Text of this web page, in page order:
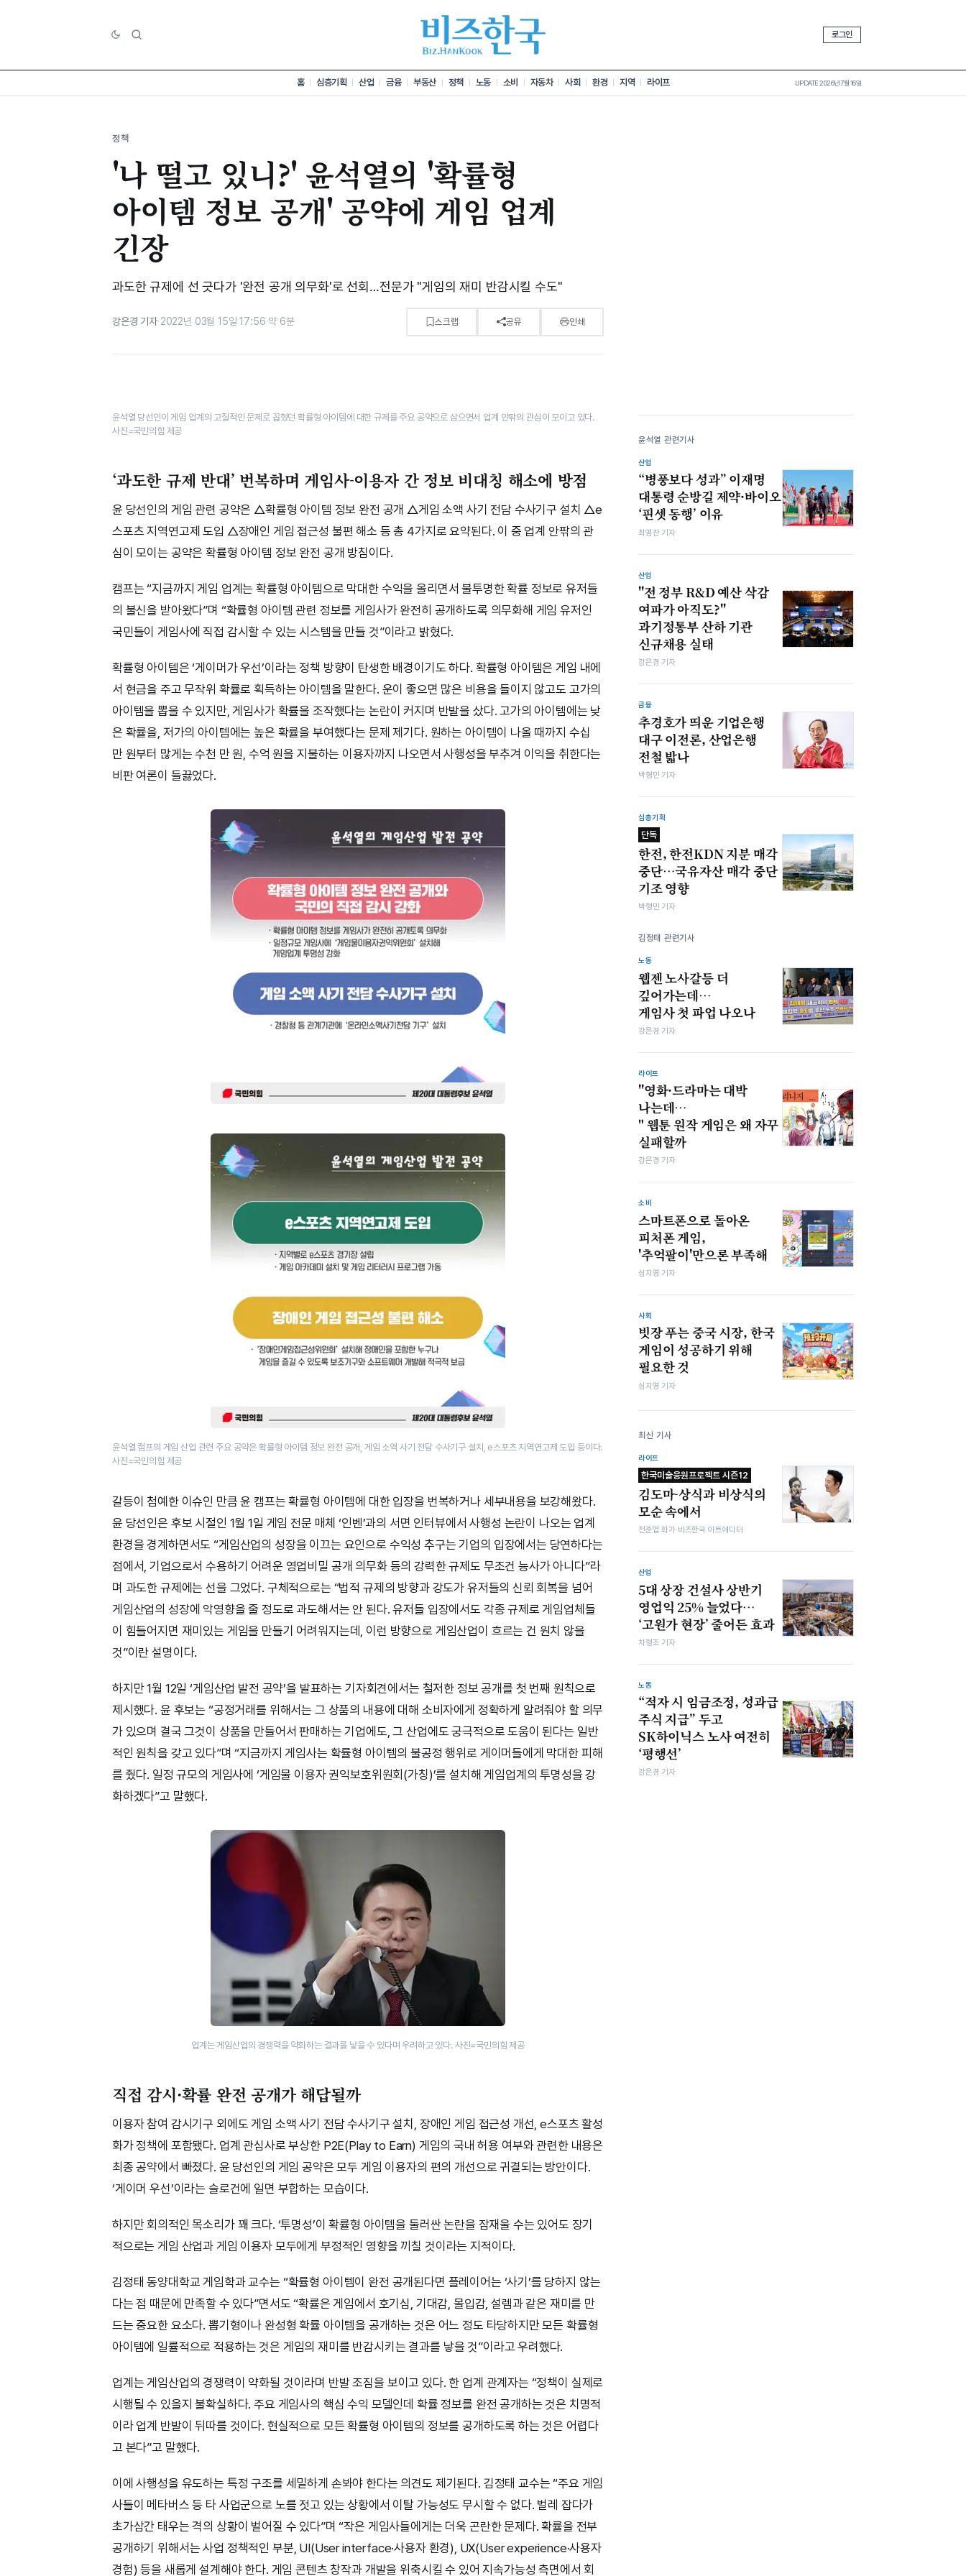
로그인
홈 심층기획 산업 금융 부동산 정책 노동 소비 자동차 사회 환경 지역 라이프 UPDATE 2026년 7월 16일
정책
'나 떨고 있니?' 윤석열의 '확률형
아이템 정보 공개' 공약에 게임 업계
긴장
과도한 규제에 선 긋다가 '완전 공개 의무화'로 선회…전문가 "게임의 재미 반감시킬 수도"
강은경 기자·2022년 03월 15일 17:56·약 6분 스크랩 공유 인쇄
윤석열 당선인이 게임 업계의 고질적인 문제로 꼽혔던 확률형 아이템에 대한 규제를 주요 공약으로 삼으면서 업계 안팎의 관심이 모이고 있다.
사진=국민의힘 제공
‘과도한 규제 반대’ 번복하며 게임사-이용자 간 정보 비대칭 해소에 방점
윤 당선인의 게임 관련 공약은 △확률형 아이템 정보 완전 공개 △게임 소액 사기 전담 수사기구 설치 △e
스포츠 지역연고제 도입 △장애인 게임 접근성 불편 해소 등 총 4가지로 요약된다. 이 중 업계 안팎의 관
심이 모이는 공약은 확률형 아이템 정보 완전 공개 방침이다.
캠프는 “지금까지 게임 업계는 확률형 아이템으로 막대한 수익을 올리면서 불투명한 확률 정보로 유저들
의 불신을 받아왔다”며 “확률형 아이템 관련 정보를 게임사가 완전히 공개하도록 의무화해 게임 유저인
국민들이 게임사에 직접 감시할 수 있는 시스템을 만들 것”이라고 밝혔다.
확률형 아이템은 ‘게이머가 우선’이라는 정책 방향이 탄생한 배경이기도 하다. 확률형 아이템은 게임 내에
서 현금을 주고 무작위 확률로 획득하는 아이템을 말한다. 운이 좋으면 많은 비용을 들이지 않고도 고가의
아이템을 뽑을 수 있지만, 게임사가 확률을 조작했다는 논란이 커지며 반발을 샀다. 고가의 아이템에는 낮
은 확률을, 저가의 아이템에는 높은 확률을 부여했다는 문제 제기다. 원하는 아이템이 나올 때까지 수십
만 원부터 많게는 수천 만 원, 수억 원을 지불하는 이용자까지 나오면서 사행성을 부추겨 이익을 취한다는
비판 여론이 들끓었다.
윤석열 캠프의 게임 산업 관련 주요 공약은 확률형 아이템 정보 완전 공개, 게임 소액 사기 전담 수사기구 설치, e스포츠 지역연고제 도입 등이다.
사진=국민의힘 제공
갈등이 첨예한 이슈인 만큼 윤 캠프는 확률형 아이템에 대한 입장을 번복하거나 세부내용을 보강해왔다.
윤 당선인은 후보 시절인 1월 1일 게임 전문 매체 ‘인벤’과의 서면 인터뷰에서 사행성 논란이 나오는 업계
환경을 경계하면서도 “게임산업의 성장을 이끄는 요인으로 수익성 추구는 기업의 입장에서는 당연하다는
점에서, 기업으로서 수용하기 어려운 영업비밀 공개 의무화 등의 강력한 규제도 무조건 능사가 아니다”라
며 과도한 규제에는 선을 그었다. 구체적으로는 “법적 규제의 방향과 강도가 유저들의 신뢰 회복을 넘어
게임산업의 성장에 악영향을 줄 정도로 과도해서는 안 된다. 유저들 입장에서도 각종 규제로 게임업체들
이 힘들어지면 재미있는 게임을 만들기 어려워지는데, 이런 방향으로 게임산업이 흐르는 건 원치 않을
것”이란 설명이다.
하지만 1월 12일 ‘게임산업 발전 공약’을 발표하는 기자회견에서는 철저한 정보 공개를 첫 번째 원칙으로
제시했다. 윤 후보는 “공정거래를 위해서는 그 상품의 내용에 대해 소비자에게 정확하게 알려줘야 할 의무
가 있으며 결국 그것이 상품을 만들어서 판매하는 기업에도, 그 산업에도 궁극적으로 도움이 된다는 일반
적인 원칙을 갖고 있다”며 “지금까지 게임사는 확률형 아이템의 불공정 행위로 게이머들에게 막대한 피해
를 줬다. 일정 규모의 게임사에 ‘게임물 이용자 권익보호위원회(가칭)’를 설치해 게임업계의 투명성을 강
화하겠다”고 말했다.
업계는 게임산업의 경쟁력을 약화하는 결과를 낳을 수 있다며 우려하고 있다. 사진=국민의힘 제공
직접 감시·확률 완전 공개가 해답될까
이용자 참여 감시기구 외에도 게임 소액 사기 전담 수사기구 설치, 장애인 게임 접근성 개선, e스포츠 활성
화가 정책에 포함됐다. 업계 관심사로 부상한 P2E(Play to Earn) 게임의 국내 허용 여부와 관련한 내용은
최종 공약에서 빠졌다. 윤 당선인의 게임 공약은 모두 게임 이용자의 편의 개선으로 귀결되는 방안이다.
‘게이머 우선’이라는 슬로건에 일면 부합하는 모습이다.
하지만 회의적인 목소리가 꽤 크다. ‘투명성’이 확률형 아이템을 둘러싼 논란을 잠재울 수는 있어도 장기
적으로는 게임 산업과 게임 이용자 모두에게 부정적인 영향을 끼칠 것이라는 지적이다.
김정태 동양대학교 게임학과 교수는 “확률형 아이템이 완전 공개된다면 플레이어는 ‘사기’를 당하지 않는
다는 점 때문에 만족할 수 있다”면서도 “확률은 게임에서 호기심, 기대감, 몰입감, 설렘과 같은 재미를 만
드는 중요한 요소다. 뽑기형이나 완성형 확률 아이템을 공개하는 것은 어느 정도 타당하지만 모든 확률형
아이템에 일률적으로 적용하는 것은 게임의 재미를 반감시키는 결과를 낳을 것”이라고 우려했다.
업계는 게임산업의 경쟁력이 약화될 것이라며 반발 조짐을 보이고 있다. 한 업계 관계자는 “정책이 실제로
시행될 수 있을지 불확실하다. 주요 게임사의 핵심 수익 모델인데 확률 정보를 완전 공개하는 것은 치명적
이라 업계 반발이 뒤따를 것이다. 현실적으로 모든 확률형 아이템의 정보를 공개하도록 하는 것은 어렵다
고 본다”고 말했다.
이에 사행성을 유도하는 특정 구조를 세밀하게 손봐야 한다는 의견도 제기된다. 김정태 교수는 “주요 게임
사들이 메타버스 등 타 사업군으로 노를 젓고 있는 상황에서 이탈 가능성도 무시할 수 없다. 벌레 잡다가
초가삼간 태우는 격의 상황이 벌어질 수 있다”며 “작은 게임사들에게는 더욱 곤란한 문제다. 확률을 전부
공개하기 위해서는 사업 정책적인 부분, UI(User interface·사용자 환경), UX(User experience·사용자
경험) 등을 새롭게 설계해야 한다. 게임 콘텐츠 창작과 개발을 위축시킬 수 있어 지속가능성 측면에서 회
윤석열 관련기사
산업
“병풍보다 성과” 이재명
대통령 순방길 제약·바이오
‘핀셋 동행’ 이유
최영찬 기자
산업
"전 정부 R&D 예산 삭감
여파가 아직도?"
과기정통부 산하 기관
신규채용 실태
강은경 기자
금융
추경호가 띄운 기업은행
대구 이전론, 산업은행
전철 밟나
박형민 기자
심층기획
단독
한전, 한전KDN 지분 매각
중단…국유자산 매각 중단
기조 영향
박형민 기자
김정태 관련기사
노동
웹젠 노사갈등 더
깊어가는데…
게임사 첫 파업 나오나
강은경 기자
라이프
"영화·드라마는 대박
나는데…
" 웹툰 원작 게임은 왜 자꾸
실패할까
강은경 기자
소비
스마트폰으로 돌아온
피처폰 게임,
'추억팔이'만으론 부족해
심지영 기자
사회
빗장 푸는 중국 시장, 한국
게임이 성공하기 위해
필요한 것
심지영 기자
최신 기사
라이프
한국미술응원프로젝트 시즌12
김도마-상식과 비상식의
모순 속에서
전준엽 화가·비즈한국 아트에디터
산업
5대 상장 건설사 상반기
영업익 25% 늘었다…
‘고원가 현장’ 줄어든 효과
차형조 기자
노동
“적자 시 임금조정, 성과급
주식 지급” 두고
SK하이닉스 노사 여전히
‘평행선’
강은경 기자